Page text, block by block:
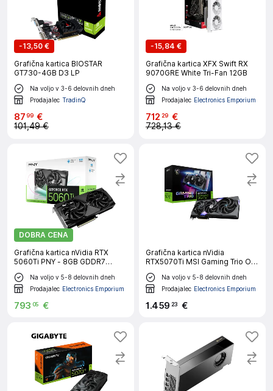
-13,50 €
Grafična kartica BIOSTAR
GT730-4GB D3 LP
Na voljo v 3-6 delovnih dneh
Prodajalec TradinQ
8799 €
101,49 €
-15,84 €
Grafična kartica XFX Swift RX
9070GRE White Tri-Fan 12GB
Na voljo v 3-6 delovnih dneh
Prodajalec Electronics Emporium
712 29 €
728,13 €
DOBRA CENA
Grafična kartica nVidia RTX
5060Ti PNY - 8GB GDDR7
(VCG5060T8DFXPB1)
Na voljo v 5-8 delovnih dneh
Prodajalec Electronics Emporium
793 05 €
Grafična kartica nVidia
RTX5070Ti MSI Gaming Trio OC
- 16GB GDDR7 (V531-240R)
Na voljo v 5-8 delovnih dneh
Prodajalec Electronics Emporium
1.459 23 €